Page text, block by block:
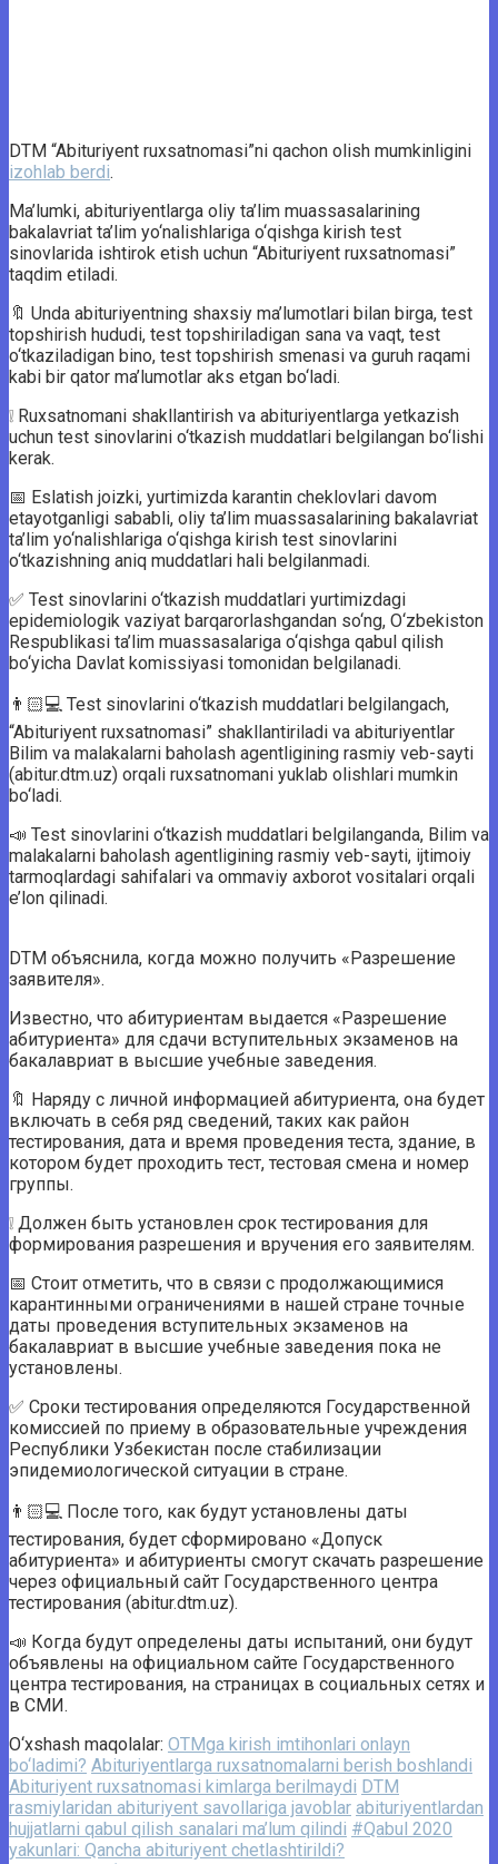
DTM “Abituriyent ruxsatnomasi”ni qachon olish mumkinligini
izohlab berdi.
Ma’lumki, abituriyentlarga oliy ta’lim muassasalarining
bakalavriat ta’lim yo‘nalishlariga o‘qishga kirish test
sinovlarida ishtirok etish uchun “Abituriyent ruxsatnomasi”
taqdim etiladi.
🔖 Unda abituriyentning shaxsiy ma’lumotlari bilan birga, test
topshirish hududi, test topshiriladigan sana va vaqt, test
o‘tkaziladigan bino, test topshirish smenasi va guruh raqami
kabi bir qator ma’lumotlar aks etgan bo‘ladi.
❕ Ruxsatnomani shakllantirish va abituriyentlarga yetkazish
uchun test sinovlarini o‘tkazish muddatlari belgilangan bo‘lishi
kerak.
📅 Eslatish joizki, yurtimizda karantin cheklovlari davom
etayotganligi sababli, oliy ta’lim muassasalarining bakalavriat
ta’lim yo‘nalishlariga o‘qishga kirish test sinovlarini
o‘tkazishning aniq muddatlari hali belgilanmadi.
✅ Test sinovlarini o‘tkazish muddatlari yurtimizdagi
epidemiologik vaziyat barqarorlashgandan so‘ng, O‘zbekiston
Respublikasi ta’lim muassasalariga o‘qishga qabul qilish
bo‘yicha Davlat komissiyasi tomonidan belgilanadi.
👨🏻💻 Test sinovlarini o‘tkazish muddatlari belgilangach,
“Abituriyent ruxsatnomasi” shakllantiriladi va abituriyentlar
Bilim va malakalarni baholash agentligining rasmiy veb-sayti
(abitur.dtm.uz) orqali ruxsatnomani yuklab olishlari mumkin
bo‘ladi.
📣 Test sinovlarini o‘tkazish muddatlari belgilanganda, Bilim va
malakalarni baholash agentligining rasmiy veb-sayti, ijtimoiy
tarmoqlardagi sahifalari va ommaviy axborot vositalari orqali
e’lon qilinadi.
DTM объяснила, когда можно получить «Разрешение
заявителя».
Известно, что абитуриентам выдается «Разрешение
абитуриента» для сдачи вступительных экзаменов на
бакалавриат в высшие учебные заведения.
🔖 Наряду с личной информацией абитуриента, она будет
включать в себя ряд сведений, таких как район
тестирования, дата и время проведения теста, здание, в
котором будет проходить тест, тестовая смена и номер
группы.
❕ Должен быть установлен срок тестирования для
формирования разрешения и вручения его заявителям.
📅 Стоит отметить, что в связи с продолжающимися
карантинными ограничениями в нашей стране точные
даты проведения вступительных экзаменов на
бакалавриат в высшие учебные заведения пока не
установлены.
✅ Сроки тестирования определяются Государственной
комиссией по приему в образовательные учреждения
Республики Узбекистан после стабилизации
эпидемиологической ситуации в стране.
👨🏻💻 После того, как будут установлены даты
тестирования, будет сформировано «Допуск
абитуриента» и абитуриенты смогут скачать разрешение
через официальный сайт Государственного центра
тестирования (abitur.dtm.uz).
📣 Когда будут определены даты испытаний, они будут
объявлены на официальном сайте Государственного
центра тестирования, на страницах в социальных сетях и
в СМИ.
O‘xshash maqolalar: OTMga kirish imtihonlari onlayn
bo‘ladimi? Abituriyentlarga ruxsatnomalarni berish boshlandi
Abituriyent ruxsatnomasi kimlarga berilmaydi DTM
rasmiylaridan abituriyent savollariga javoblar abituriyentlardan
hujjatlarni qabul qilish sanalari ma’lum qilindi #Qabul 2020
yakunlari: Qancha abituriyent chetlashtirildi?